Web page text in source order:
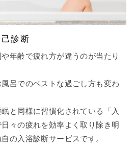
診断
年齢で疲れ方が違うのが当たり
呂でのベストな過ごし方も変わ
と同様に習慣化されている「入
々の疲れを効率よく取り除き明
の入浴診断サービスです。